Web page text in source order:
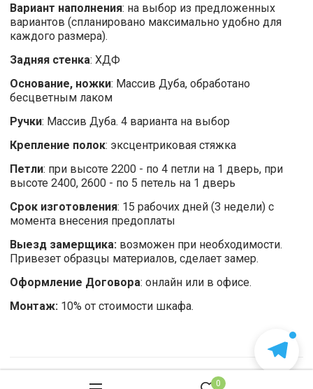
Вариант наполнения: на выбор из предложенных
вариантов (спланировано максимально удобно для
каждого размера).
Задняя стенка: ХДФ
Основание, ножки: Массив Дуба, обработано
бесцветным лаком
Ручки: Массив Дуба. 4 варианта на выбор
Крепление полок: эксцентриковая стяжка
Петли: при высоте 2200 - по 4 петли на 1 дверь, при
высоте 2400, 2600 - по 5 петель на 1 дверь
Срок изготовления: 15 рабочих дней (3 недели) с
момента внесения предоплаты
Выезд замерщика: возможен при необходимости.
Привезет образцы материалов, сделает замер.
Оформление Договора: онлайн или в офисе.
Монтаж: 10% от стоимости шкафа.
Примечание
0